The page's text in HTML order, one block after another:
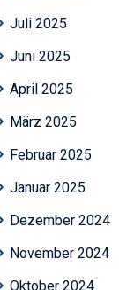
Juli 2025
Juni 2025
April 2025
März 2025
Februar 2025
Januar 2025
Dezember 2024
November 2024
Oktober 2024